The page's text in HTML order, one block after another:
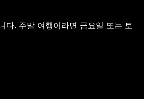
다. 주말 여행이라면 금요일 또는 토